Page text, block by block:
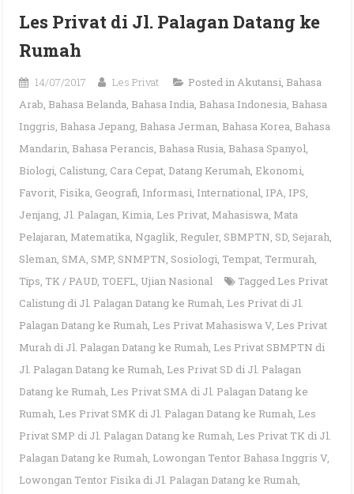
Les Privat di Jl. Palagan Datang ke
Rumah
14/07/2017 Les Privat Posted inAkutansi, Bahasa
Arab, Bahasa Belanda, Bahasa India, Bahasa Indonesia, Bahasa
Inggris, Bahasa Jepang, Bahasa Jerman, Bahasa Korea, Bahasa
Mandarin, Bahasa Perancis, Bahasa Rusia, Bahasa Spanyol,
Biologi, Calistung, Cara Cepat, Datang Kerumah, Ekonomi,
Favorit, Fisika, Geografi, Informasi, International, IPA, IPS,
Jenjang, Jl. Palagan, Kimia, Les Privat, Mahasiswa, Mata
Pelajaran, Matematika, Ngaglik, Reguler, SBMPTN, SD, Sejarah,
Sleman, SMA, SMP, SNMPTN, Sosiologi, Tempat, Termurah,
Tips, TK / PAUD, TOEFL, Ujian Nasional Tagged Les Privat
Calistung di Jl. Palagan Datang ke Rumah, Les Privat di Jl.
Palagan Datang ke Rumah, Les Privat Mahasiswa V, Les Privat
Murah di Jl. Palagan Datang ke Rumah, Les Privat SBMPTN di
Jl. Palagan Datang ke Rumah, Les Privat SD di Jl. Palagan
Datang ke Rumah, Les Privat SMA di Jl. Palagan Datang ke
Rumah, Les Privat SMK di Jl. Palagan Datang ke Rumah, Les
Privat SMP di Jl. Palagan Datang ke Rumah, Les Privat TK di Jl.
Palagan Datang ke Rumah, Lowongan Tentor Bahasa Inggris V,
Lowongan Tentor Fisika di Jl. Palagan Datang ke Rumah,